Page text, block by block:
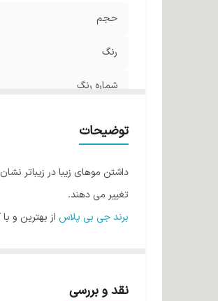
حجم
رنگ
شماره رنگ
توضیحات
داشتن موهای زیبا در زیباتر
تغییر می دهند.
برند جی بی پلاس از بهترین و
است که این ماده را نمی توان
نقد و بررسی